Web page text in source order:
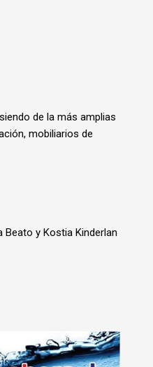
de la más amplias
mobiliarios de
Beato y Kostia Kinderlan